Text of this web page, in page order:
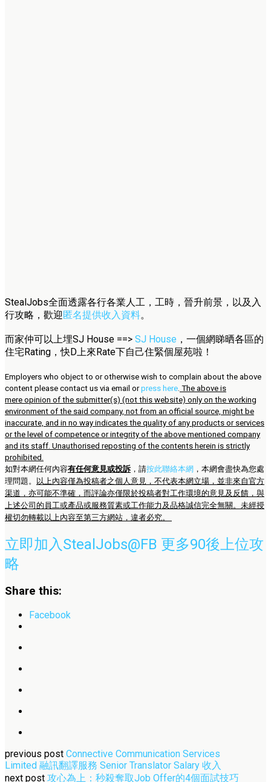
StealJobs全面透露各行各業人工，工時，晉升前景，以及入
行攻略，歡迎匿名提供收入資料。
而家仲可以上埋SJ House ==> SJ House ，一個網睇晒各區的
住宅Rating，快D上來Rate下自己住緊個屋苑啦！
Employers who object to or otherwise wish to complain about the above
content please contact us via email orpress here The above is
mere opinion of the submitter(s) (not this website) only on the working
environment of the said company, not from an official source, might be
inaccurate, and in no way indicates the quality of any products or services
or the level of competence or integrity of the above mentioned company
and its staff. Unauthorised reposting of the contents herein is strictly
prohibited.
如對本網任何內容有任何意見或投訴 ，請按此聯絡本網 ，本網會盡快為您處
理問題。 以上內容僅為投稿者之個人意見，不代表本網立場，並非來自官方
渠道，亦可能不準確，而評論亦僅限於投稿者對工作環境的意見及反饋，與
上述公司的員工或產品或服務質素或工作能力及品格誠信完全無關。未經授
權切勿轉載以上內容至第三方網站，違者必究。
立即加入StealJobs@FB 更多90後上位攻
略
Share this:
Facebook
previous post Connective Communication Services
Limited 融訊翻譯服務 Senior Translator Salary 收入
next post 攻心為上：秒殺奪取Job Offer的4個面試技巧